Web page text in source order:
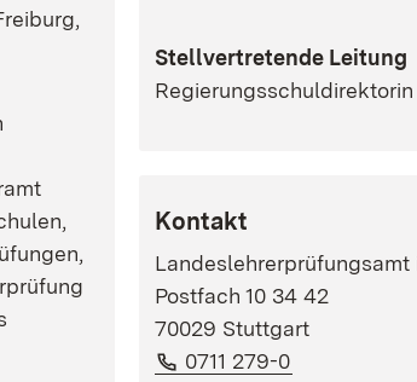
Stellvertretende Leitung
Kontakt
Postfach 10 34 42
70029 Stuttgart
Telefon:
0711 279-0